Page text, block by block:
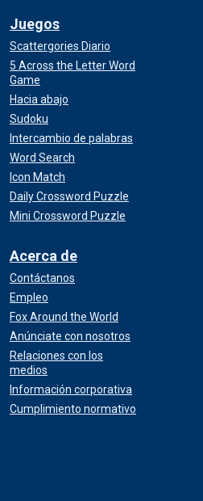
Juegos
Scattergories Diario
5 Across the Letter Word
Game
Hacia abajo
Sudoku
Intercambio de palabras
Word Search
Icon Match
Daily Crossword Puzzle
Mini Crossword Puzzle
Acerca de
Contáctanos
Empleo
Fox Around the World
Anúnciate con nosotros
Relaciones con los
medios
Información corporativa
Cumplimiento normativo